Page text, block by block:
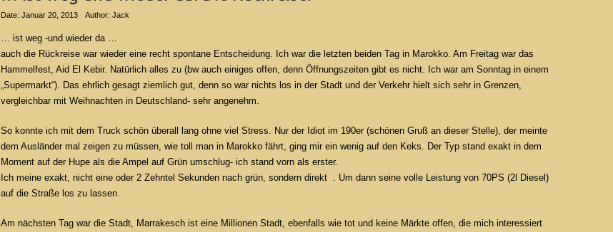
Date: Januar 20, 2013 Author: Jack
… ist weg -und wieder da …
auch die Rückreise war wieder eine recht spontane Entscheidung. Ich war die letzten beiden Tag in Marokko. Am Freitag war das
Hammelfest, Aid El Kebir. Natürlich alles zu (bw auch einiges offen, denn Öffnungszeiten gibt es nicht. Ich war am Sonntag in einem
„Supermarkt“). Das ehrlich gesagt ziemlich gut, denn so war nichts los in der Stadt und der Verkehr hielt sich sehr in Grenzen,
vergleichbar mit Weihnachten in Deutschland- sehr angenehm.
So konnte ich mit dem Truck schön überall lang ohne viel Stress. Nur der Idiot im 190er (schönen Gruß an dieser Stelle), der meinte
dem Ausländer mal zeigen zu müssen, wie toll man in Marokko fährt, ging mir ein wenig auf den Keks. Der Typ stand exakt in dem
Moment auf der Hupe als die Ampel auf Grün umschlug- ich stand vorn als erster.
Ich meine exakt, nicht eine oder 2 Zehntel Sekunden nach grün, sondern direkt . Um dann seine volle Leistung von 70PS (2l Diesel)
auf die Straße los zu lassen.
Am nächsten Tag war die Stadt, Marrakesch ist eine Millionen Stadt, ebenfalls wie tot und keine Märkte offen, die mich interessiert